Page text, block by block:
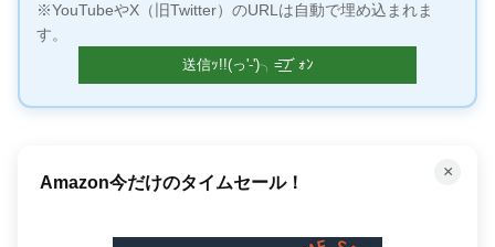
※YouTubeやX（旧Twitter）のURLは自動で埋め込まれま
す。
×
Amazon今だけのタイムセール！